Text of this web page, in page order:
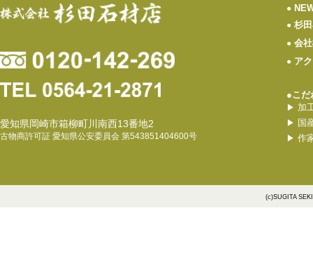
愛知県岡崎市箱柳町川南西13番地2
古物商許可証 愛知県公安委員会 第543851404600号
●
● 杉
● 会
● ア
●こだ
▶ 加
▶ 国
▶ 作
(c)SUGITA